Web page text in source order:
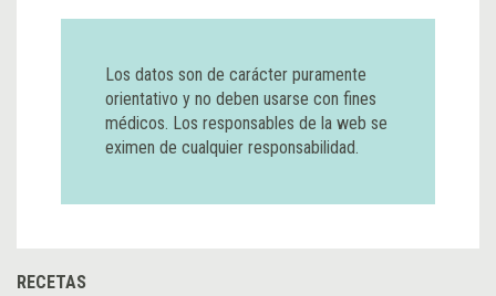
Los datos son de carácter puramente
orientativo y no deben usarse con fines
médicos. Los responsables de la web se
eximen de cualquier responsabilidad.
RECETAS